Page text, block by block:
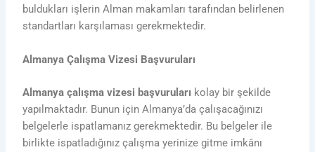
buldukları işlerin Alman makamları tarafından belirlenen
standartları karşılaması gerekmektedir.
Almanya Çalışma Vizesi Başvuruları
Almanya çalışma vizesi başvuruları kolay bir şekilde
yapılmaktadır. Bunun için Almanya’da çalışacağınızı
belgelerle ispatlamanız gerekmektedir. Bu belgeler ile
birlikte ispatladığınız çalışma yerinize gitme imkânı